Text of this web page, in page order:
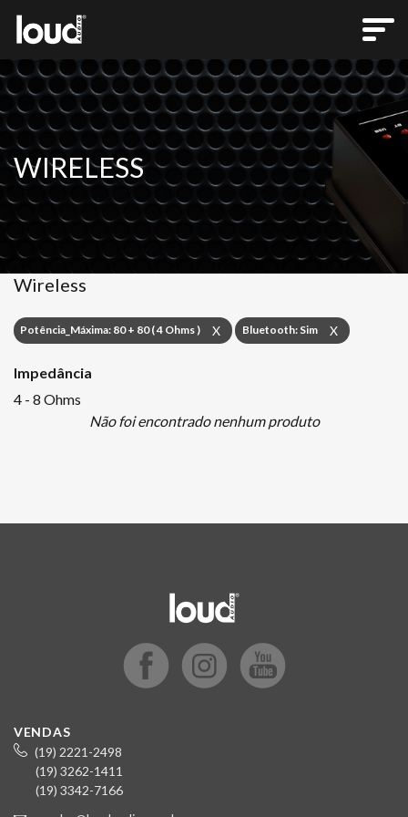
WIRELESS
Wireless
Potência_Máxima: 80 + 80 ( 4 Ohms ) X Bluetooth: Sim X
Impedância
4 - 8 Ohms
Não foi encontrado nenhum produto
VENDAS
(19) 2221-2498
(19) 3262-1411
(19) 3342-7166